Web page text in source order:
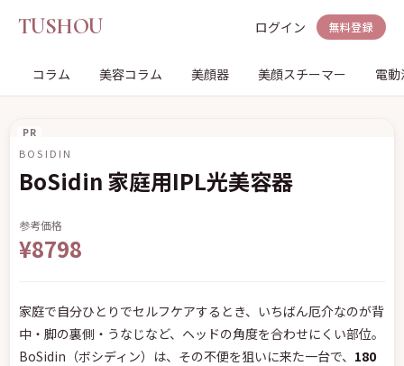
TUSHOU ログイン 無料登録
コラム 美容コラム 美顔器 美顔スチーマー 電
PR
BOSIDIN
BoSidin 家庭用IPL光美容器
参考価格
¥8798
家庭で自分ひとりでセルフケアするとき、いちばん厄介なのが背
中・脚の裏側・うなじなど、ヘッドの角度を合わせにくい部位。
BoSidin（ボシディン）は、その不便を狙いに来た一台で、 180